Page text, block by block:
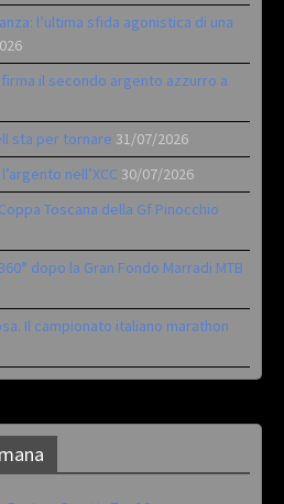
l’ultima sfida agonistica di una
firma il secondo argento azzurro a
sta per tornare 31/07/2026
nell’XCC 30/07/2026
Toscana della Gf Pinocchio
dopo la Gran Fondo Marradi MTB
Il campionato italiano marathon